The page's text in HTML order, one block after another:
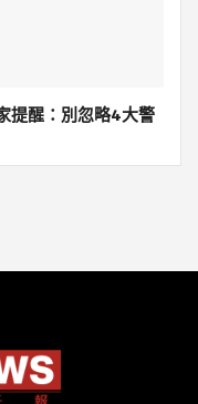
提醒：別忽略4大警